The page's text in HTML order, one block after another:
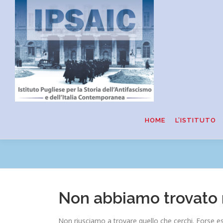
Passa
contenuto
HOME L’ISTITUTO
Non abbiamo trovato
Non riusciamo a trovare quello che cerchi. Forse